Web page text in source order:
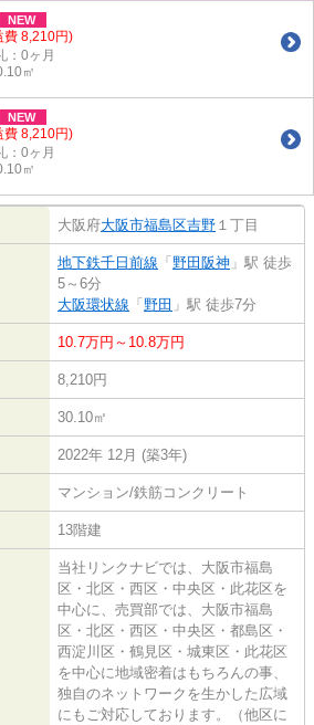
NEW
費 8,210円)
：0ヶ月
㎡
NEW
費 8,210円)
：0ヶ月
㎡
大阪府大阪市福島区吉野 １丁目
地下鉄千日前線 「 野田阪神 」駅 徒歩
5～6分
大阪環状線 「 野田 」駅 徒歩7分
10.7万円～10.8万円
8,210円
30.10㎡
2022年 12月 (築3年)
マンション/鉄筋コンクリート
13階建
当社リンクナビでは、大阪市福島
区・北区・西区・中央区・此花区を
中心に、売買部では、大阪市福島
区・北区・西区・中央区・都島区・
西淀川区・鶴見区・城東区・此花区
を中心に地域密着はもちろんの事、
独自のネットワークを生かした広域
にもご対応しております。（他区に